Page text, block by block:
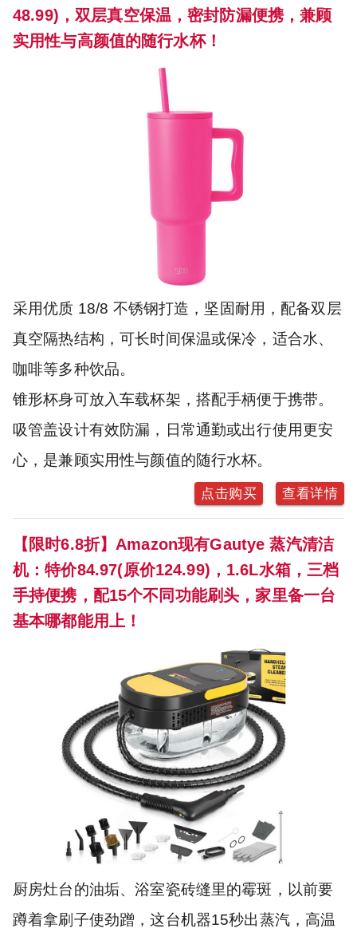
48.99)，双层真空保温，密封防漏便携，兼顾
实用性与高颜值的随行水杯！
采用优质 18/8 不锈钢打造，坚固耐用，配备双层
真空隔热结构，可长时间保温或保冷，适合水、
咖啡等多种饮品。
锥形杯身可放入车载杯架，搭配手柄便于携带。
吸管盖设计有效防漏，日常通勤或出行使用更安
心，是兼顾实用性与颜值的随行水杯。
点击购买 查看详情
【限时6.8折】Amazon现有Gautye 蒸汽清洁
机：特价84.97(原价124.99)，1.6L水箱，三档
手持便携，配15个不同功能刷头，家里备一台
基本哪都能用上！
厨房灶台的油垢、浴室瓷砖缝里的霉斑，以前要
蹲着拿刷子使劲蹭，这台机器15秒出蒸汽，高温